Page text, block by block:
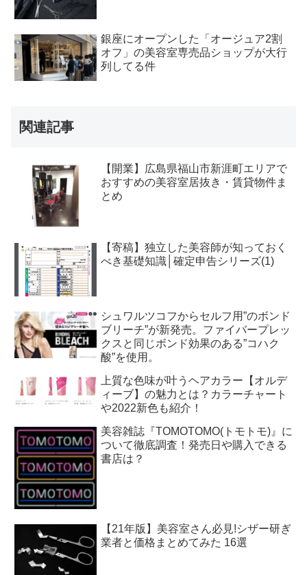
銀座にオープンした「オージュア2割
オフ」の美容室専売品ショップが大行
列してる件
関連記事
【開業】広島県福山市新涯町エリアで
おすすめの美容室居抜き・賃貸物件ま
とめ
【寄稿】独立した美容師が知っておく
べき基礎知識│確定申告シリーズ(1)
シュワルツコフからセルフ用”のボンド
ブリーチ”が新発売。ファイバープレッ
クスと同じボンド効果のある”コハク
酸”を使用。
上質な色味が叶うヘアカラー【オルデ
ィーブ】の魅力とは？カラーチャート
や2022新色も紹介！
美容雑誌『TOMOTOMO(トモトモ)』に
ついて徹底調査！発売日や購入できる
書店は？
【21年版】美容室さん必見!シザー研ぎ
業者と価格まとめてみた 16選